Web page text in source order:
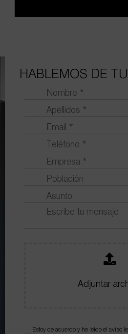
HABLEMOS DE
Adjuntar
Estoy de acuerdo y he leído elaviso